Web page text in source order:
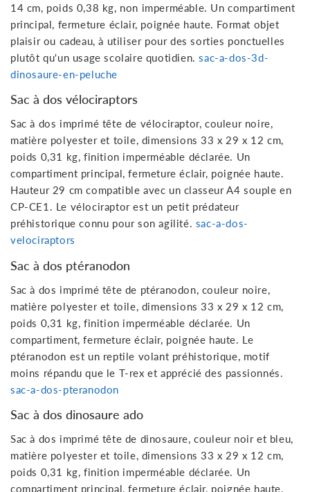
14 cm, poids 0,38 kg, non imperméable. Un compartiment
principal, fermeture éclair, poignée haute. Format objet
plaisir ou cadeau, à utiliser pour des sorties ponctuelles
plutôt qu'un usage scolaire quotidien.sac-a-dos-3d-
dinosaure-en-peluche
Sac à dos vélociraptors
Sac à dos imprimé tête de vélociraptor, couleur noire,
matière polyester et toile, dimensions 33 x 29 x 12 cm,
poids 0,31 kg, finition imperméable déclarée. Un
compartiment principal, fermeture éclair, poignée haute.
Hauteur 29 cm compatible avec un classeur A4 souple en
CP-CE1. Le vélociraptor est un petit prédateur
préhistorique connu pour son agilité. sac-a-dos-
velociraptors
Sac à dos ptéranodon
Sac à dos imprimé tête de ptéranodon, couleur noire,
matière polyester et toile, dimensions 33 x 29 x 12 cm,
poids 0,31 kg, finition imperméable déclarée. Un
compartiment, fermeture éclair, poignée haute. Le
ptéranodon est un reptile volant préhistorique, motif
moins répandu que le T-rex et apprécié des passionnés.
sac-a-dos-pteranodon
Sac à dos dinosaure ado
Sac à dos imprimé tête de dinosaure, couleur noir et bleu,
matière polyester et toile, dimensions 33 x 29 x 12 cm,
poids 0,31 kg, finition imperméable déclarée. Un
compartiment principal, fermeture éclair, poignée haute.